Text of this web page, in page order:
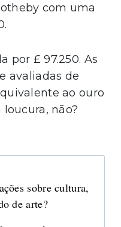
com uma
por £ 97.250. As
avaliadas de
ao ouro
loucura, não?
sobre cultura,
de arte?